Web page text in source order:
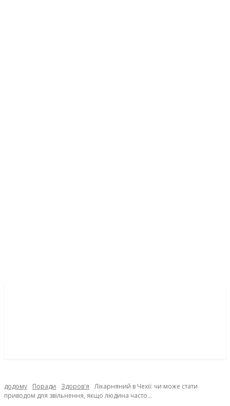
додому Поради Здоров'я
Лікарняний в Чехії: чи може стати
приводом для звільнення, якщо людина часто...